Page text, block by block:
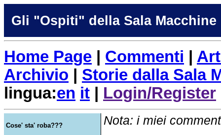
Gli "Ospiti" della Sala Macchine
Home Page Commenti
Archivio
Storie dalla Sala
lingua:en it Login/Register
Cose' sta' roba???
Nota: i miei